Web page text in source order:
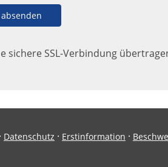
absenden
sichere SSL-Verbindung
· Datenschutz · Erstinformation ·